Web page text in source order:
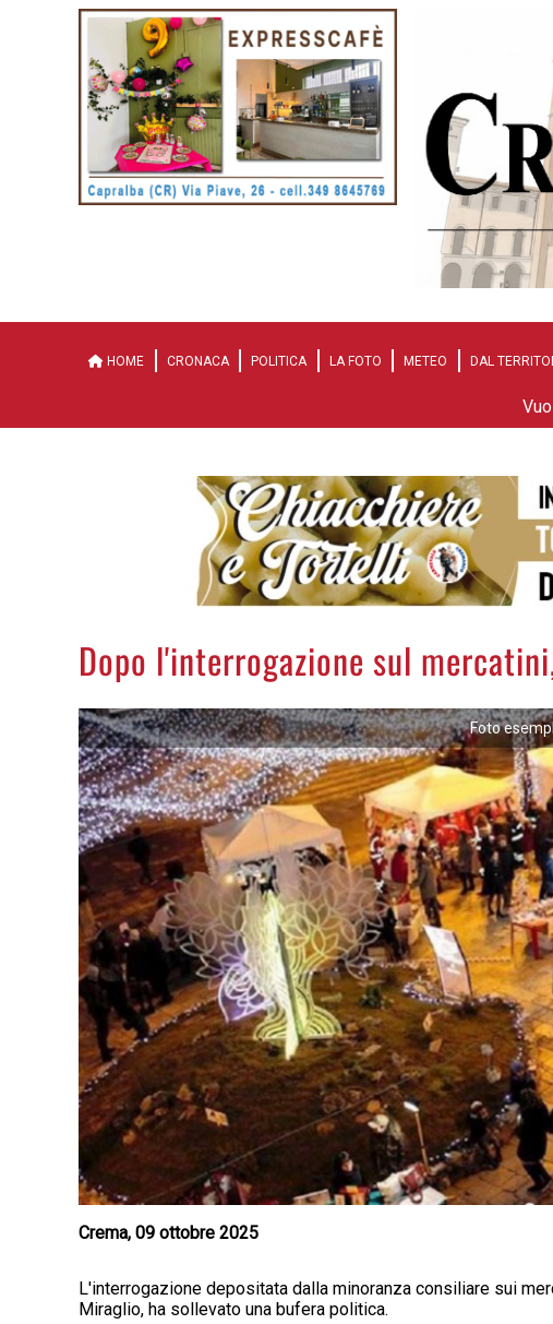
HOME CRONACA POLITICA LA FOTO METEO DAL
Dopo l'interrogazione sul
Foto
Crema, 09 ottobre 2025
L'interrogazione depositata dalla minoranza consiliare sui
Miraglio, ha sollevato una bufera politica.